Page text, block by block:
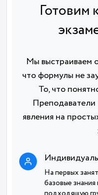
Готовим
Мы выстраиваем
что формулы не
То, что
явления на
На первых
базовые